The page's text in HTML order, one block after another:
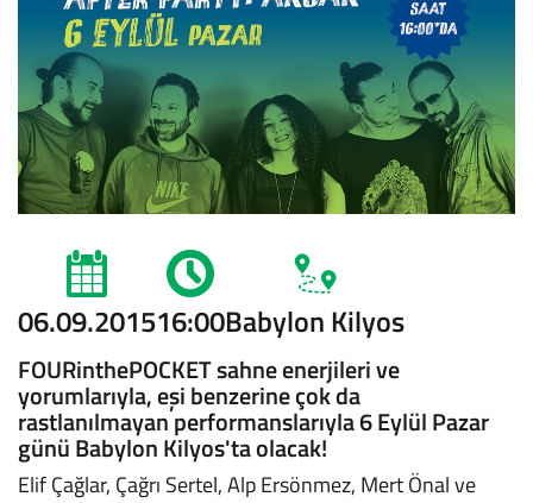
06.09.201516:00Babylon Kilyos
FOURinthePOCKET sahne enerjileri ve
yorumlarıyla, eşi benzerine çok da
rastlanılmayan performanslarıyla 6 Eylül Pazar
günü Babylon Kilyos'ta olacak!
Elif Çağlar, Çağrı Sertel, Alp Ersönmez, Mert Önal ve